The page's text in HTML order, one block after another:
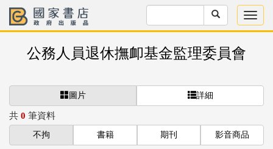
公務人員退休撫卹基金監理委員會
圖片 詳細
共 0 筆資料
不拘 書籍 期刊 影音商品